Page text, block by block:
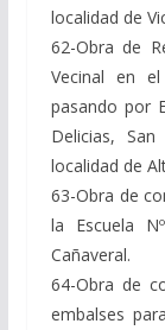
localidad de
62-Obra de
Vecinal en
pasando por
Delicias,
localidad de
63-Obra de
la Escuela
Cañaveral.
64-Obra de
embalses